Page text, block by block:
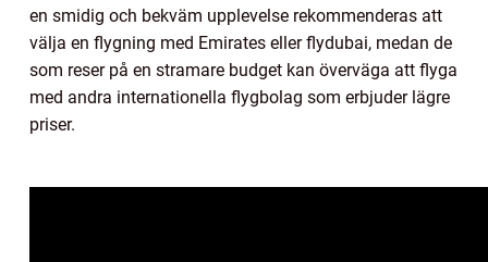
en smidig och bekväm upplevelse rekommenderas att
välja en flygning med Emirates eller flydubai, medan de
som reser på en stramare budget kan överväga att flyga
med andra internationella flygbolag som erbjuder lägre
priser.